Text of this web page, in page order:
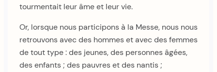
tourmentait leur âme et leur vie.
Or, lorsque nous participons à la Messe, nous nous
retrouvons avec des hommes et avec des femmes
de tout type : des jeunes, des personnes âgées,
des enfants ; des pauvres et des nantis ;